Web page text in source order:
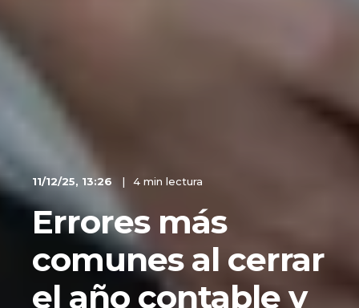
11/12/25, 13:26 4 min lectura
Errores más
comunes al cerrar
el año contable y